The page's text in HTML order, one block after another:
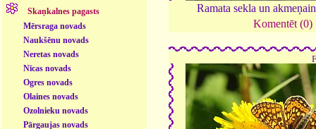
Skaņkalnes pagasts
Mērsraga novads
Naukšēnu novads
Neretas novads
Nīcas novads
Ogres novads
Olaines novads
Ozolnieku novads
Pārgaujas novads
Ramata sekla un
Komentēt (0)